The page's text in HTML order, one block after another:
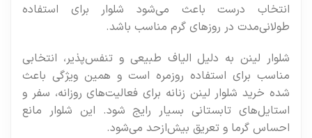
انتخاب درست باعث می‌شود شلوار برای استفاده
طولانی‌مدت در روزهای گرم مناسب باشد.
شلوار لینن به دلیل الیاف طبیعی و تنفس‌پذیر، انتخابی
مناسب برای استفاده روزمره است و همین ویژگی باعث
شده خرید شلوار لینن زنانه برای فعالیت‌های روزانه، سفر و
استایل‌های تابستانی بسیار رایج شود. این شلوار مانع
احساس گرما و تعریق بیش‌ازحد می‌شود.